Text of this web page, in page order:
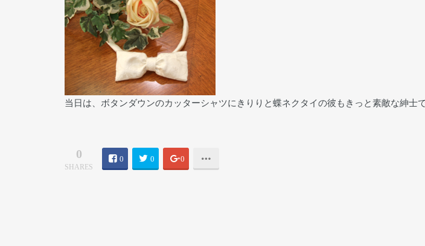
当日は、ボタンダウンのカッターシャツにきりりと蝶ネクタイの彼もきっと素敵な紳士
0
SHARES
0 0 0